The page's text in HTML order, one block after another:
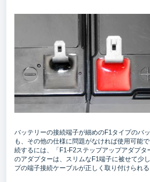
バッテリーの接続端子が細めのF1タイプのバ
も、その他の仕様に問題がなければ使用可能
続するには、「F1-F2ステップアップアダプタ
のアダプターは、スリムなF1端子に被せて少
プの端子接続ケーブルが正しく取り付けられる